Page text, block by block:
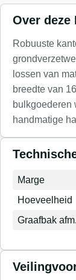
Over deze
Robuuste
lossen van
breedte van
bulkgoederen
handmatige
Marge
Hoeveelheid
Graafbak